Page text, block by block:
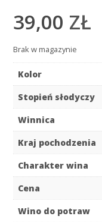
39,00 ZŁ
Brak w magazynie
Kolor
Stopień słodyczy
Winnica
Kraj pochodzenia
Charakter wina
Cena
Wino do potraw